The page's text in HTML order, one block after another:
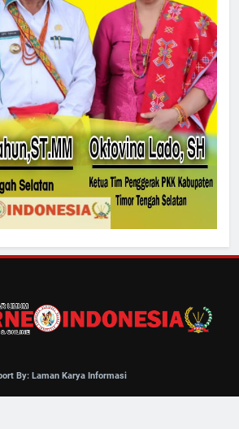
By: Laman Karya Informasi